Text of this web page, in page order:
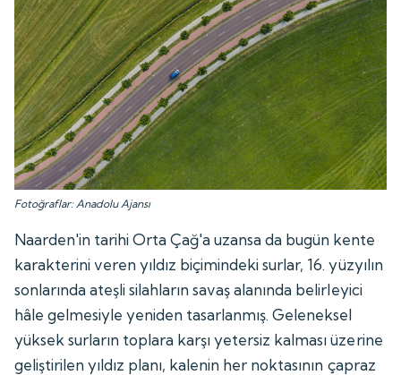
Fotoğraflar: Anadolu Ajansı
Naarden'in tarihi Orta Çağ'a uzansa da bugün kente
karakterini veren yıldız biçimindeki surlar, 16. yüzyılın
sonlarında ateşli silahların savaş alanında belirleyici
hâle gelmesiyle yeniden tasarlanmış. Geleneksel
yüksek surların toplara karşı yetersiz kalması üzerine
geliştirilen yıldız planı, kalenin her noktasının çapraz